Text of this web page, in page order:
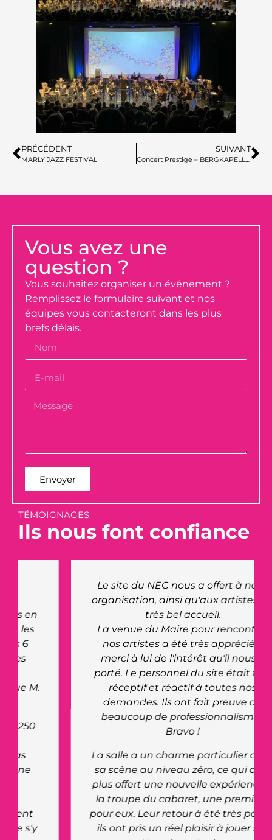
PRÉCÉDENT
MARLY JAZZ FESTIVAL
SUIVANT
Concert Prestige – BERGKAPELLE SAAR
TÉMOIGNAGES
Ils nous font confiance
Le site du NEC nous a offert à nous
organisation, ainsi qu'aux artistes un
très bel accueil.
La venue du Maire pour rencontrer
nos artistes a été très appréciée,
merci à lui de l'intérêt qu'il nous a
porté. Le personnel du site était très
réceptif et réactif à toutes nos
demandes. Ils ont fait preuve de
beaucoup de professionnalisme.
La salle a un charme particulier avec
sa scène au niveau zéro, ce qui a de
plus offert une nouvelle expérience à
la troupe du cabaret, une première
pour eux. Leur retour à été très positif,
ils ont pris un réel plaisir à jouer sur
Vous avez une
question ?
Vous souhaitez organiser un événement ?
Remplissez le formulaire suivant et nos
équipes vous contacteront dans les plus
brefs délais.
Envoyer